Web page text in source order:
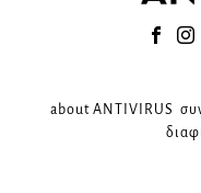
about ANTIVIRUS